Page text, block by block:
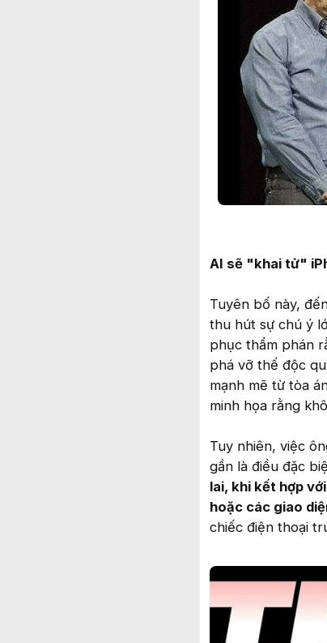
AI sẽ "khai tử"
Tuyên bố này,
thu hút sự chú ý
phục thẩm phán
phá vỡ thế độc
mạnh mẽ từ tòa
minh họa rằng
Tuy nhiên, việc
gần là điều đặc
lai, khi kết hợp
hoặc các giao
chiếc điện thoại